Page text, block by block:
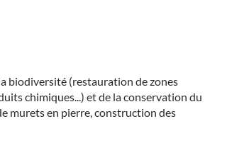
biodiversité (restauration de zones
chimiques...) et de la conservation du
murets en pierre, construction des